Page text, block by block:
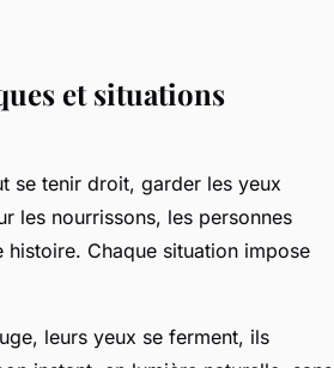
et situations
se tenir droit, garder les yeux
les nourrissons, les personnes
histoire. Chaque situation impose
leurs yeux se ferment, ils